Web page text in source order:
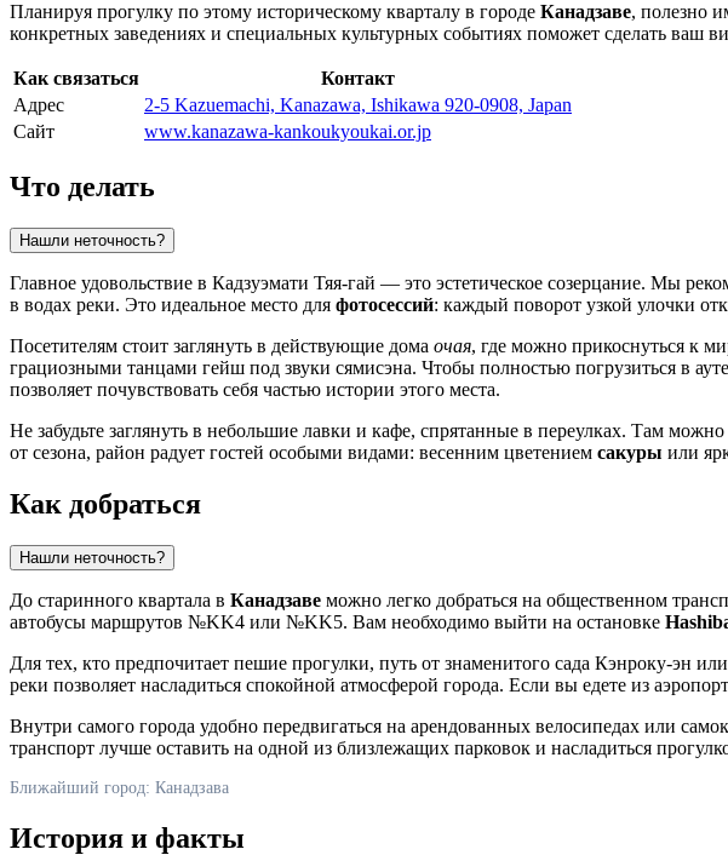
Планируя прогулку по этому историческому кварталу в городе Канадзаве, полезно
конкретных заведениях и специальных культурных событиях поможет сделать
Как связаться
Контакт
Адрес
2-5 Kazuemachi, Kanazawa, Ishikawa 920-0908, Japan
Сайт
www.kanazawa-kankoukyoukai.or.jp
Что делать
Нашли неточность?
Главное удовольствие в Кадзуэмати Тяя-гай — это эстетическое созерцание. Мы
в водах реки. Это идеальное место для фотосессий: каждый поворот узкой улочки
Посетителям стоит заглянуть в действующие дома очая, где можно прикоснуться к
грациозными танцами гейш под звуки сямисэна. Чтобы полностью погрузиться в
позволяет почувствовать себя частью истории этого места.
Не забудьте заглянуть в небольшие лавки и кафе, спрятанные в переулках. Там
от сезона, район радует гостей особыми видами: весенним цветением сакуры или
Как добраться
Нашли неточность?
До старинного квартала в Канадзаве можно легко добраться на общественном
автобусы маршрутов №KK4 или №KK5. Вам необходимо выйти на остановке
Для тех, кто предпочитает пешие прогулки, путь от знаменитого сада Кэнроку-эн
реки позволяет насладиться спокойной атмосферой города. Если вы едете из
Внутри самого города удобно передвигаться на арендованных велосипедах или
транспорт лучше оставить на одной из близлежащих парковок и насладиться
Ближайший город: Канадзава
История и факты